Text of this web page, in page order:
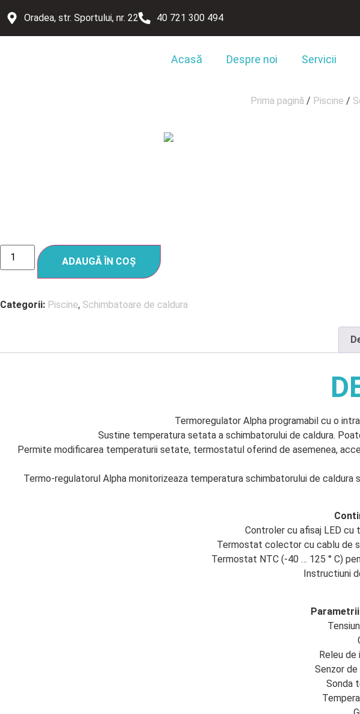
Oradea, str. Sportului, nr. 22 40 721 300 494
Acasă Despre noi Servicii
Prima pagină / Piscine /
ADAUGĂ ÎN COȘ
Categorii: Piscine, Schimbatoare de caldura
Termoregulator Alpha programabil cu o
Sustine temperatura setata a schimbatorului de caldura.
Permite modificarea temperaturii setate, termostatul oferind de asemenea,
Termo-regulatorul Alpha monitorizeaza temperatura schimbatorului de
Controler cu afisaj LED cu
Termostat colector cu cablu de
Termostat NTC (-40 … 125 ° C)
Instructiuni
Releu de
Senzor
Sonda